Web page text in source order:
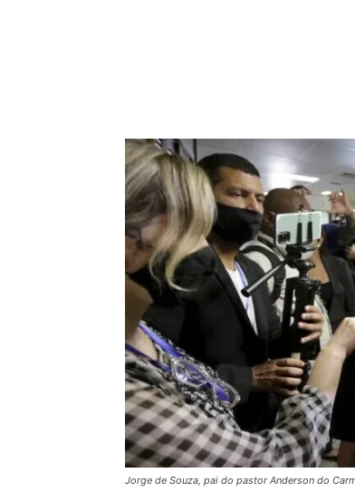
Jorge de Souza, pai do pastor Anderson do